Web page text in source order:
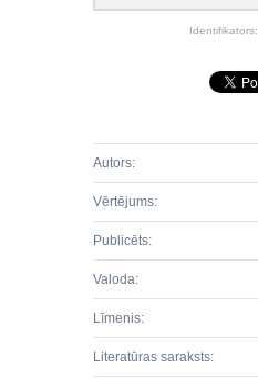
Identifikators:
Autors:
Vērtējums:
Publicēts:
Valoda:
Līmenis:
Literatūras saraksts: